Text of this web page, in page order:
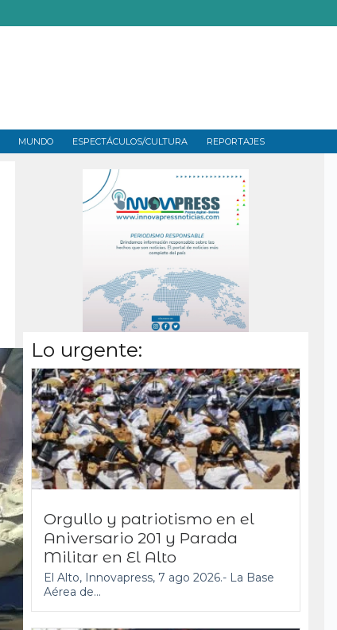
MUNDO ESPECTÁCULOS/CULTURA REPORTAJES
Lo urgente:
Orgullo y patriotismo en el
Aniversario 201 y Parada
Militar en El Alto
El Alto, Innovapress, 7 ago 2026.- La Base
Aérea de...